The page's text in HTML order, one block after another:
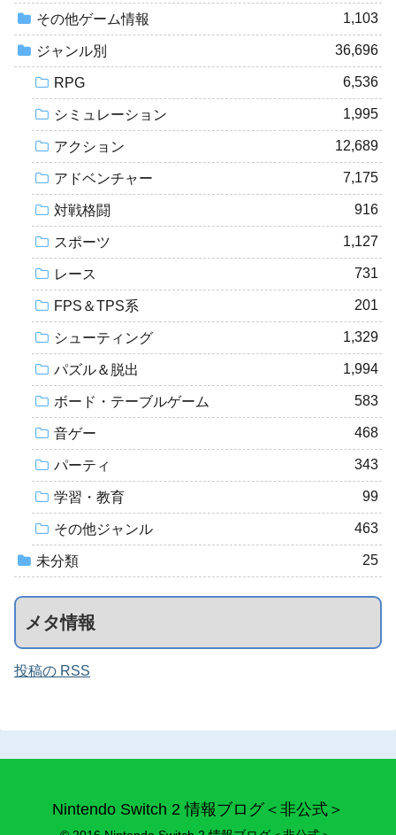
その他ゲーム情報 1,103
ジャンル別 36,696
RPG 6,536
シミュレーション 1,995
アクション 12,689
アドベンチャー 7,175
対戦格闘 916
スポーツ 1,127
レース 731
FPS＆TPS系 201
シューティング 1,329
パズル＆脱出 1,994
ボード・テーブルゲーム 583
音ゲー 468
パーティ 343
学習・教育 99
その他ジャンル 463
未分類 25
メタ情報
投稿の RSS
Nintendo Switch 2 情報ブログ＜非公式＞